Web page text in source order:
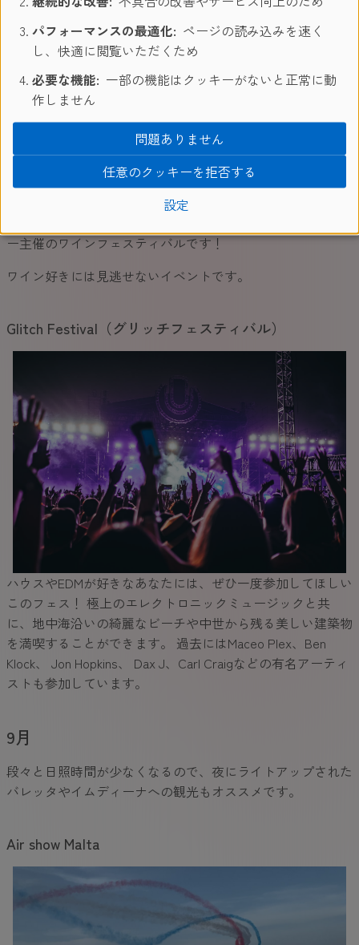
Gozo Film Festival（ゴゾ映画祭）
ゴゾ島で開かれるフィルムフェスティバル。屋内外で週末3
日間に渡りマルタ国内外のムービーが上映されます。
The Delicata Classic Wine Festival
Emmanuel Delicataはマルタで最も古いファミリー経営のワ
ー主催のワインフェスティバルです！
ワイン好きには見逃せないイベントです。
Glitch Festival（グリッチフェスティバル）
ハウスやEDMが好きなあなたには、ぜひ一度参加してほしい
このフェス！ 極上のエレクトロニックミュージックと共
に、地中海沿いの綺麗なビーチや中世から残る美しい建築物
を満喫することができます。 過去にはMaceo Plex、Ben
Klock、 Jon Hopkins、 Dax J、Carl Craigなどの有名アーティ
ストも参加しています。
9月
段々と日照時間が少なくなるので、夜にライトアップされた
バレッタやイムディーナへの観光もオススメです。
Air show Malta
パフォーマンスの最適化: ページの読み込みを速く
し、快適に閲覧いただくため
必要な機能: 一部の機能はクッキーがないと正常に動
作しません
設定
任意のクッキーを拒否する
問題ありません